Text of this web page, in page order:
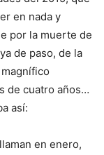
en nada y
por la muerte de
de paso, de la
de cuatro años…
así:
en enero,